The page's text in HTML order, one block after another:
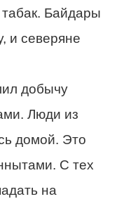
Байдары
и северяне
добычу
Люди из
домой. Это
С тех
на